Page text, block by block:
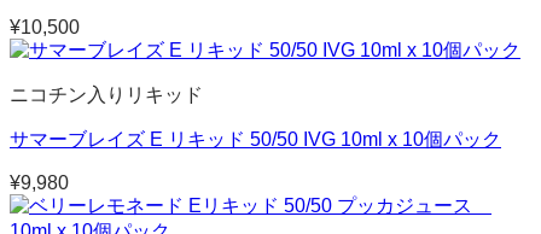
¥10,500
ニコチン入りリキッド
サマーブレイズ E リキッド 50/50 IVG 10ml x 10個パック
¥9,980